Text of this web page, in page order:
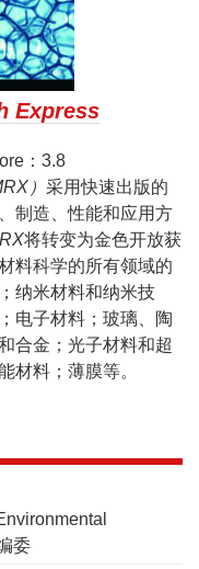
Express
：3.8
） 采用快速出版的
制造、性能和应用方
将转变为金色开放获
料科学的所有领域的
纳米材料和纳米技
电子材料；玻璃、陶
合金；光子材料和超
材料；薄膜等。
委